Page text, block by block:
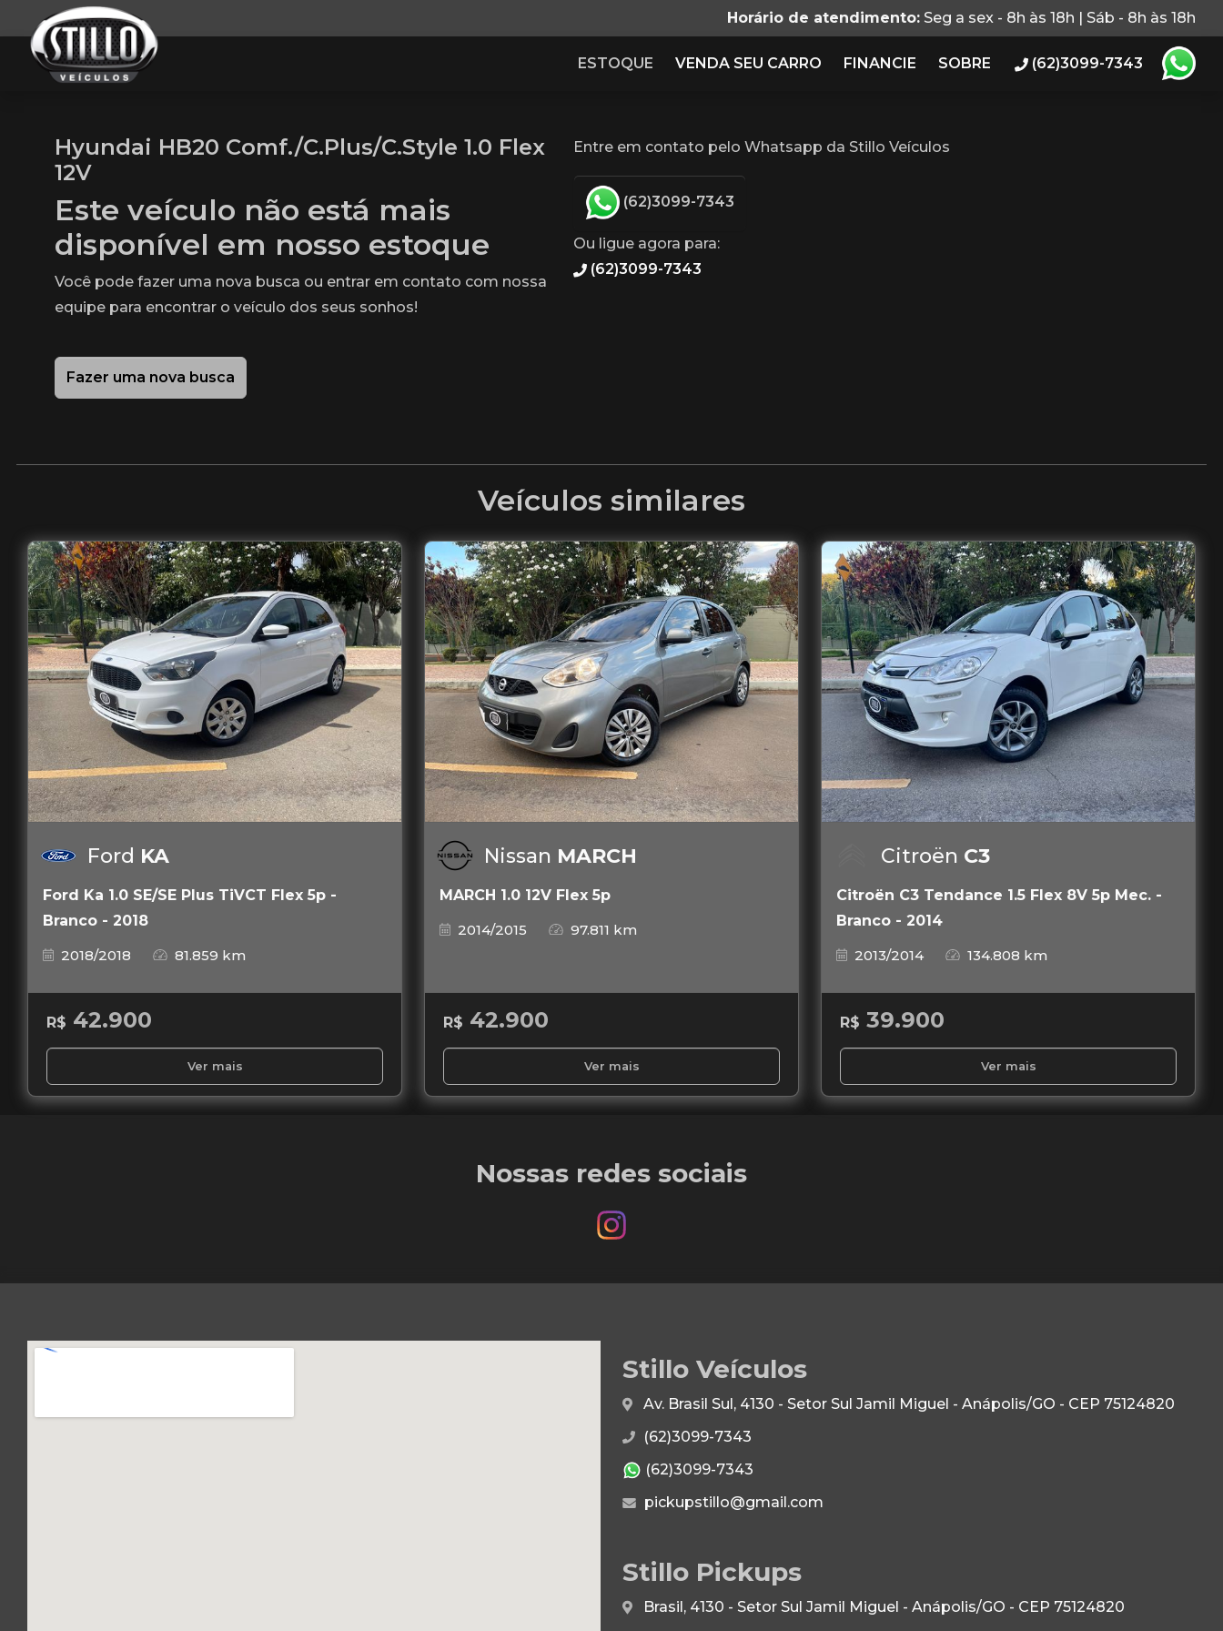
Horário de atendimento: Seg a sex - 8h às 18h | Sáb - 8h às 18h
ESTOQUE VENDA SEU CARRO FINANCIE SOBRE (62)3099-7343
Hyundai HB20 Comf./C.Plus/C.Style 1.0 Flex
12V
Este veículo não está mais
disponível em nosso estoque
Você pode fazer uma nova busca ou entrar em contato com nossa
equipe para encontrar o veículo dos seus sonhos!
Fazer uma nova busca
Entre em contato pelo Whatsapp da Stillo Veículos
(62)3099-7343
Ou ligue agora para:
(62)3099-7343
Veículos similares
Ford KA
Ford Ka 1.0 SE/SE Plus TiVCT Flex 5p -
Branco - 2018
2018/2018
81.859 km
R$ 42.900
Ver mais
Nissan MARCH
MARCH 1.0 12V Flex 5p
2014/2015
97.811 km
R$ 42.900
Ver mais
Citroën C3
Citroën C3 Tendance 1.5 Flex 8V 5p Mec. -
Branco - 2014
2013/2014
134.808 km
R$ 39.900
Ver mais
Nossas redes sociais
Stillo Veículos
Av. Brasil Sul, 4130 - Setor Sul Jamil Miguel - Anápolis/GO - CEP 75124820
(62)3099-7343
(62)3099-7343
pickupstillo@gmail.com
Stillo Pickups
Brasil, 4130 - Setor Sul Jamil Miguel - Anápolis/GO - CEP 75124820